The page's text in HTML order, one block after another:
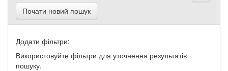
Почати новий пошук
Додати фільтри:
Використовуйте фільтри для уточнення результатів
пошуку.